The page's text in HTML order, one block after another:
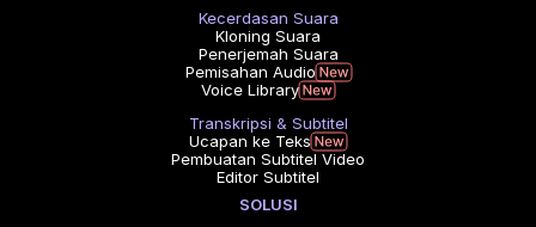
Kecerdasan Suara
Kloning Suara
Penerjemah Suara
Pemisahan Audio
Voice Library
Transkripsi & Subtitel
Ucapan ke Teks
Pembuatan Subtitel Video
Editor Subtitel
SOLUSI